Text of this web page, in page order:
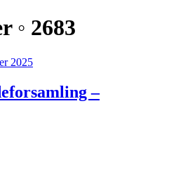
◦ 2683
2025
–